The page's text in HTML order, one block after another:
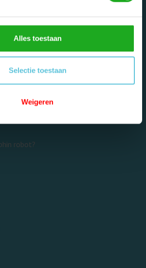
Alles toestaan
Selectie toestaan
Weigeren
robot?